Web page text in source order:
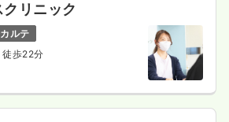
リニック
ルテ
徒歩22分